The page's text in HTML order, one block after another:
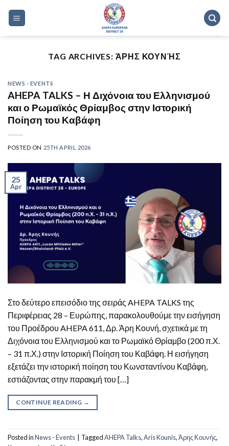
TAG ARCHIVES: ΆΡΗΣ ΚΟΥΝΉΣ
NEWS - EVENTS
AHEPA TALKS – Η Διχόνοια του Ελληνισμού
και ο Ρωμαϊκός Θρίαμβος στην Ιστορική
Ποίηση του Καβάφη
POSTED ON 25TH APRIL 2026
25
Apr
Στο δεύτερο επεισόδιο της σειράς AHEPA TALKS της
Περιφέρειας 28 – Ευρώπης, παρακολουθούμε την εισήγηση
του Προέδρου AHEPA 611, Δρ. Άρη Κουνή, σχετικά με τη
Διχόνοια του Ελληνισμού και το Ρωμαϊκό Θρίαμβο (200 π.Χ.
– 31 π.Χ.) στην Ιστορική Ποίηση του Καβάφη. Η εισήγηση
εξετάζει την ιστορική ποίηση του Κωνσταντίνου Καβάφη,
εστιάζοντας στην παρακμή του […]
CONTINUE READING →
Posted inNews - Events TaggedAHEPA Talks,Aris Kounis,Άρης Κουνής,